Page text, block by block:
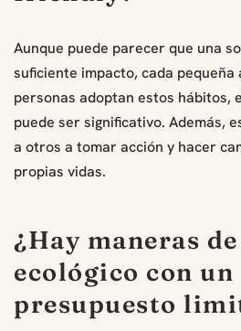
Aunque puede parecer que una
suficiente impacto, cada pequeña
personas adoptan estos hábitos,
puede ser significativo. Además,
a otros a tomar acción y hacer
propias vidas.
¿Hay maneras
ecológico con un
presupuesto